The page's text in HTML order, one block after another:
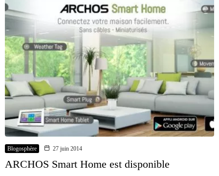
Blogosphère 27 juin 2014
ARCHOS Smart Home est disponible